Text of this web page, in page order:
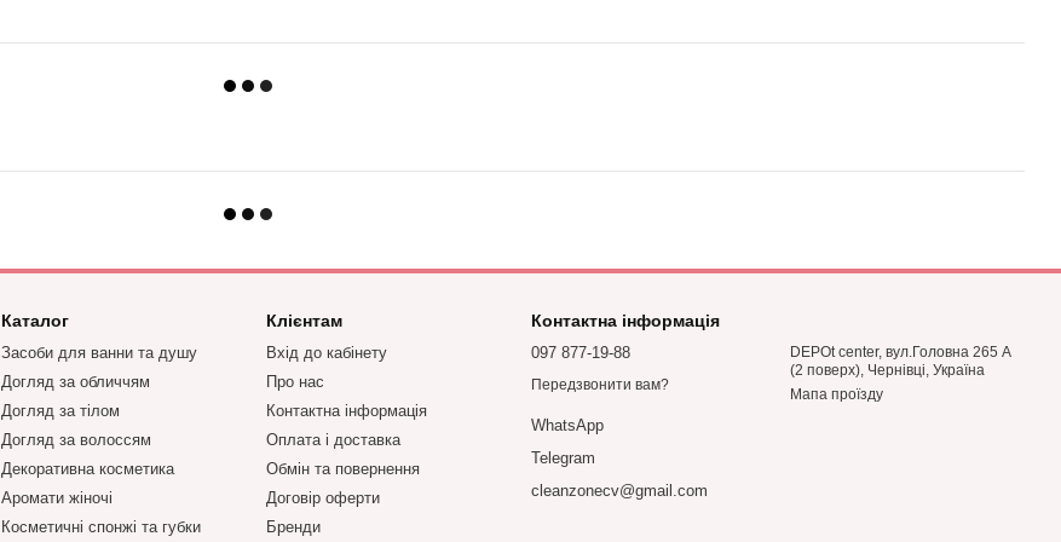
Каталог
Засоби для ванни та душу
Догляд за обличчям
Догляд за тілом
Догляд за волоссям
Декоративна косметика
Аромати жіночі
Косметичні спонжі та губки
Клієнтам
Вхід до кабінету
Про нас
Контактна інформація
Оплата і доставка
Обмін та повернення
Договір оферти
Бренди
Контактна інформація
097 877-19-88
Передзвонити вам?
WhatsApp
Telegram
cleanzonecv@gmail.com
DEPOt center, вул.Головна 265 А
(2 поверх), Чернівці, Україна
Мапа проїзду